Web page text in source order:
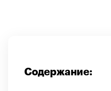
Содержание: